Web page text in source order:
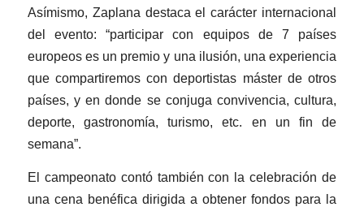
Asímismo, Zaplana destaca el carácter internacional
del evento: “participar con equipos de 7 países
europeos es un premio y una ilusión, una experiencia
que compartiremos con deportistas máster de otros
países, y en donde se conjuga convivencia, cultura,
deporte, gastronomía, turismo, etc. en un fin de
semana”.
El campeonato contó también con la celebración de
una cena benéfica dirigida a obtener fondos para la